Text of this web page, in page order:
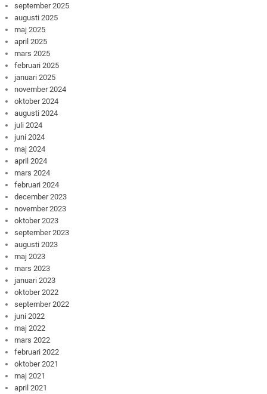
september 2025
augusti 2025
maj 2025
april 2025
mars 2025
februari 2025
januari 2025
november 2024
oktober 2024
augusti 2024
juli 2024
juni 2024
maj 2024
april 2024
mars 2024
februari 2024
december 2023
november 2023
oktober 2023
september 2023
augusti 2023
maj 2023
mars 2023
januari 2023
oktober 2022
september 2022
juni 2022
maj 2022
mars 2022
februari 2022
oktober 2021
maj 2021
april 2021